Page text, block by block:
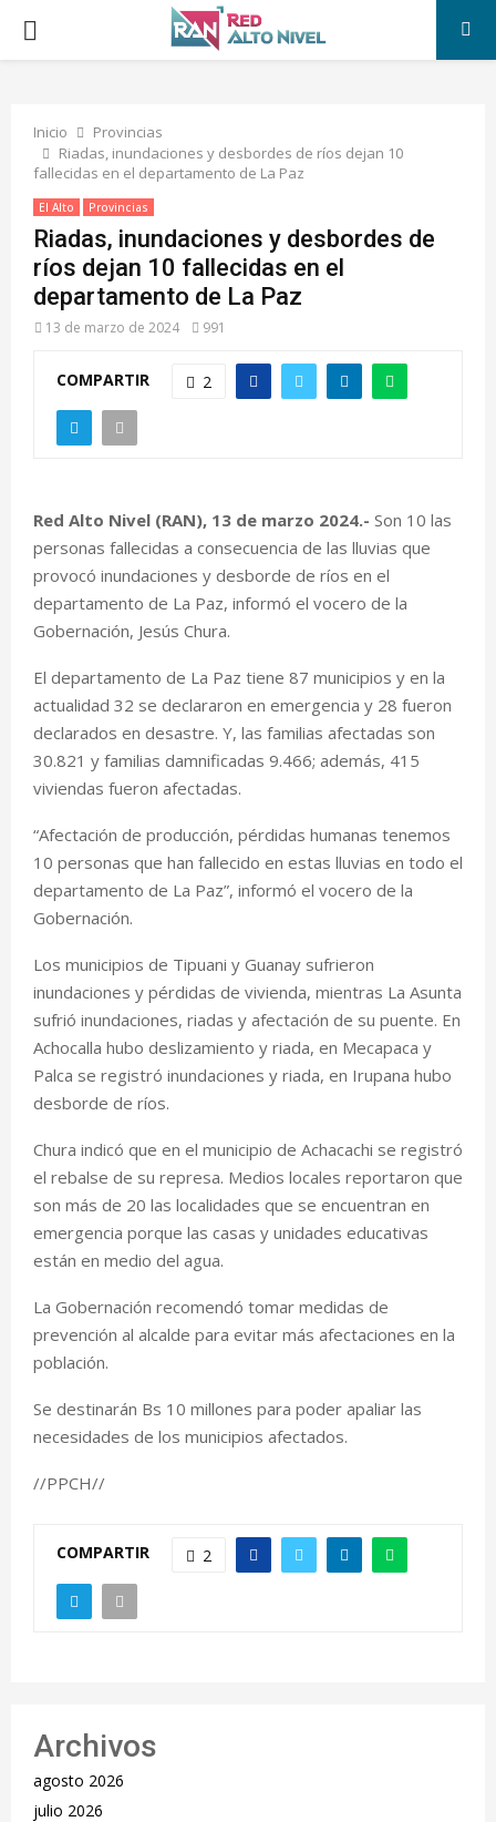
PRIMARY
Inicio
Provincias
Riadas, inundaciones y desbordes de ríos dejan 10
fallecidas en el departamento de La Paz
El Alto Provincias
Riadas, inundaciones y desbordes de
ríos dejan 10 fallecidas en el
departamento de La Paz
13 de marzo de 2024 991
COMPARTIR 2
Red Alto Nivel (RAN), 13 de marzo 2024.- Son 10 las
personas fallecidas a consecuencia de las lluvias que
provocó inundaciones y desborde de ríos en el
departamento de La Paz, informó el vocero de la
Gobernación, Jesús Chura.
El departamento de La Paz tiene 87 municipios y en la
actualidad 32 se declararon en emergencia y 28 fueron
declarados en desastre. Y, las familias afectadas son
30.821 y familias damnificadas 9.466; además, 415
viviendas fueron afectadas.
“Afectación de producción, pérdidas humanas tenemos
10 personas que han fallecido en estas lluvias en todo el
departamento de La Paz”, informó el vocero de la
Gobernación.
Los municipios de Tipuani y Guanay sufrieron
inundaciones y pérdidas de vivienda, mientras La Asunta
sufrió inundaciones, riadas y afectación de su puente. En
Achocalla hubo deslizamiento y riada, en Mecapaca y
Palca se registró inundaciones y riada, en Irupana hubo
desborde de ríos.
Chura indicó que en el municipio de Achacachi se registró
el rebalse de su represa. Medios locales reportaron que
son más de 20 las localidades que se encuentran en
emergencia porque las casas y unidades educativas
están en medio del agua.
La Gobernación recomendó tomar medidas de
prevención al alcalde para evitar más afectaciones en la
población.
Se destinarán Bs 10 millones para poder apaliar las
necesidades de los municipios afectados.
//PPCH//
COMPARTIR 2
Archivos
agosto 2026
julio 2026